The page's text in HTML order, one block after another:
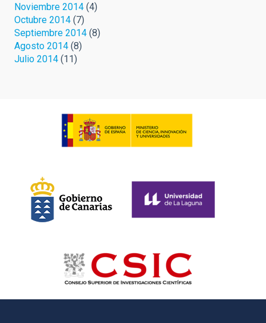
Noviembre 2014 (4)
Octubre 2014 (7)
Septiembre 2014 (8)
Agosto 2014 (8)
Julio 2014 (11)